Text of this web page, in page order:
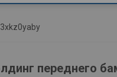
переднего